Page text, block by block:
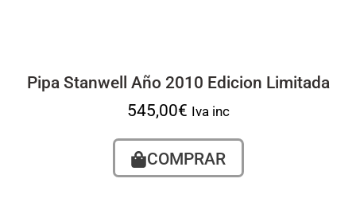
Pipa Stanwell Año 2010 Edicion Limitada
545,00€ Iva inc
COMPRAR